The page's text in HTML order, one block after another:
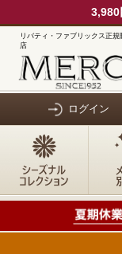
3,980
リバティ・ファブリックス正規
店
ログイン